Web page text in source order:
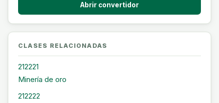
Abrir convertidor
CLASES RELACIONADAS
212221
Minería de oro
212222